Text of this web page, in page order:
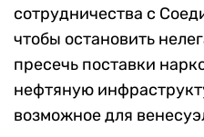
сотрудничества с
чтобы остановить
пресечь поставки
нефтяную
возможное для